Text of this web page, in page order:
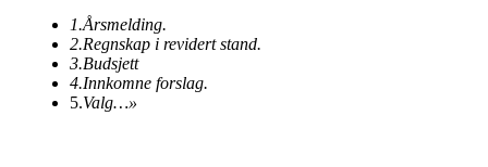
1.Årsmelding.
2.Regnskap i revidert stand.
3.Budsjett
4.Innkomne forslag.
5.Valg…»